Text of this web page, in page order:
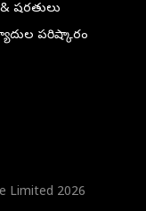
షరతులు
పరిష్కారం
Limited 2026